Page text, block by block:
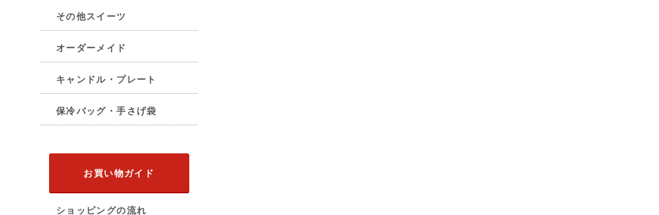
その他スイーツ
オーダーメイド
キャンドル・プレート
保冷バッグ・手さげ袋
お買い物ガイド
ショッピングの流れ